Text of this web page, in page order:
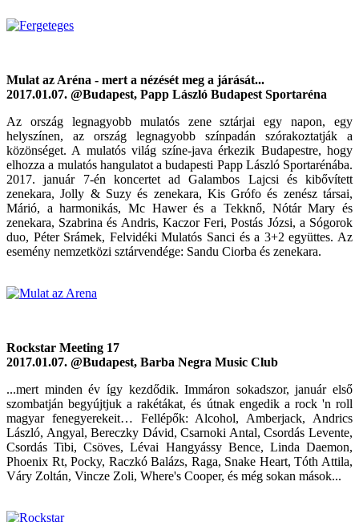
Mulat az Aréna - mert a nézését meg a járását...
2017.01.07. @Budapest, Papp László Budapest Sportaréna
Az ország legnagyobb mulatós zene sztárjai egy napon, egy
helyszínen, az ország legnagyobb színpadán szórakoztatják a
közönséget. A mulatós világ színe-java érkezik Budapestre, hogy
elhozza a mulatós hangulatot a budapesti Papp László Sportarénába.
2017. január 7-én koncertet ad Galambos Lajcsi és kibővített
zenekara, Jolly & Suzy és zenekara, Kis Grófo és zenész társai,
Márió, a harmonikás, Mc Hawer és a Tekknő, Nótár Mary és
zenekara, Szabrina és Andris, Kaczor Feri, Postás Józsi, a Sógorok
duo, Péter Srámek, Felvidéki Mulatós Sanci és a 3+2 együttes. Az
esemény nemzetközi sztárvendége: Sandu Ciorba és zenekara.
Rockstar Meeting 17
2017.01.07. @Budapest, Barba Negra Music Club
...mert minden év így kezdődik. Immáron sokadszor, január első
szombatján begyújtjuk a rakétákat, és útnak engedik a rock 'n roll
magyar fenegyerekeit… Fellépők: Alcohol, Amberjack, Andrics
László, Angyal, Bereczky Dávid, Csarnoki Antal, Csordás Levente,
Csordás Tibi, Csöves, Lévai Hangyássy Bence, Linda Daemon,
Phoenix Rt, Pocky, Raczkó Balázs, Raga, Snake Heart, Tóth Attila,
Váry Zoltán, Vincze Zoli, Where's Cooper, és még sokan mások...